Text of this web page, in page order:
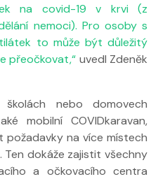
na covid-19 v krvi (z
nemoci). Pro osoby s
to může být důležitý
přeočkovat,“ uvedl Zdeněk
nebo domovech
mobilní COVIDkaravan,
na více místech
Ten dokáže zajistit všechny
a očkovacího centra